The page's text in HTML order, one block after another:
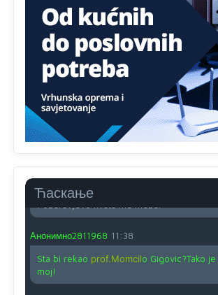
Ћаскање
Proguglajte
Анонимно2810587 11:21
O kako su cudni lvi ljudi,uzeli bi sve da
ja srce svima fajem,radujem se tudjoj
ima i ko nema na iso ce mjesto leci!
Анонимно2810587
Nije u svijetu problem,nahraniti
nahraniti bogate!?
Анонимно2810587
Анонимно2811968 11:38
Sta bi rekao prof.Momcilo Gigovic?Tako
moj!